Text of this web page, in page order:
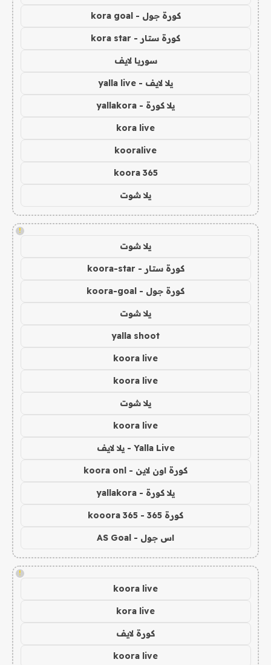
كورة جول - kora goal
كورة ستار - kora star
سوريا لايف
يلا لايف - yalla live
يلا كورة - yallakora
kora live
kooralive
koora 365
يلا شوت
!
يلا شوت
كورة ستار - koora-star
كورة جول - koora-goal
يلا شوت
yalla shoot
koora live
koora live
يلا شوت
koora live
Yalla Live - يلا لايف
كورة اون لاين - koora onl
يلا كورة - yallakora
كورة 365 - kooora 365
اس جول - AS Goal
!
koora live
kora live
كورة لايف
koora live